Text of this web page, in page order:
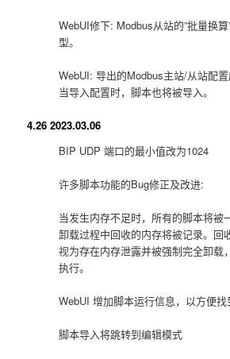
WebUI修下: Modbus从站的”批量换
型。
WebUI: 导出的Modbus主站/从站配置
当导入配置时，脚本也将被导入。
4.26 2023.03.06
BIP UDP 端口的最小值改为1024
许多脚本功能的Bug修正及改进:
当发生内存不足时，所有的脚本将被
卸载过程中回收的内存将被记录。回
视为存在内存泄露并被强制完全卸载
执行。
WebUI 增加脚本运行信息，以方便找
脚本导入将跳转到编辑模式